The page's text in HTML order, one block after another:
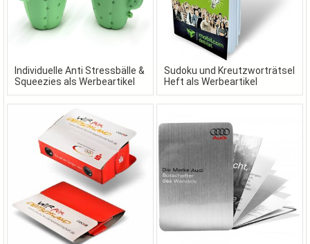
Individuelle Anti Stressbälle &
Squeezies als Werbeartikel
Sudoku und Kreutzworträtsel
Heft als Werbeartikel